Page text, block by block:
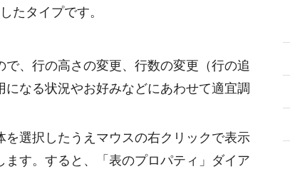
たタイプです。
、行の高さの変更、行数の変更（行の追
なる状況やお好みなどにあわせて適宜調
選択したうえマウスの右クリックで表示
す。すると、「表のプロパティ」ダイア